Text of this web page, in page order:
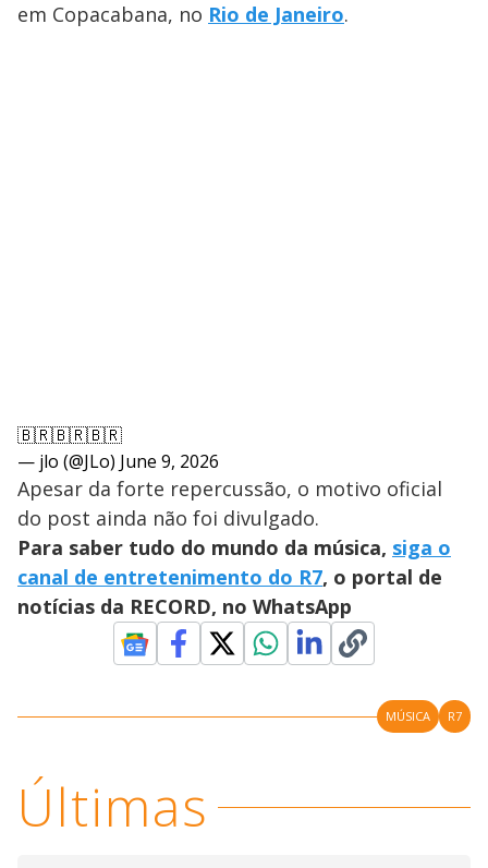
em Copacabana, no Rio de Janeiro.
🇧🇷🇧🇷🇧🇷
— jlo (@JLo) June 9, 2026
Apesar da forte repercussão, o motivo oficial
do post ainda não foi divulgado.
Para saber tudo do mundo da música, siga o
canal de entretenimento do R7, o portal de
notícias da RECORD, no WhatsApp
MÚSICA R7
Últimas